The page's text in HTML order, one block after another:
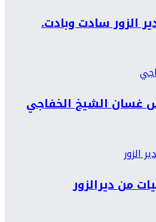
الزور سادت وبادت.
غسان الشيخ الخفاجي
من ديرالزور